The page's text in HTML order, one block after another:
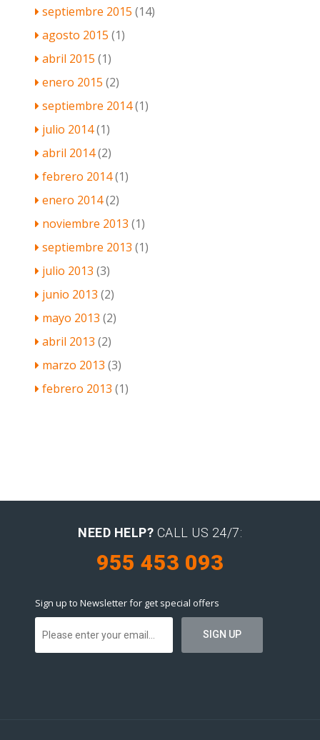
septiembre 2015 (14)
agosto 2015 (1)
abril 2015 (1)
enero 2015 (2)
septiembre 2014(1)
julio 2014(1)
abril 2014(2)
febrero 2014(1)
enero 2014(2)
noviembre 2013 (1)
septiembre 2013 (1)
julio 2013 (3)
junio 2013 (2)
mayo 2013 (2)
abril 2013 (2)
marzo 2013 (3)
febrero 2013 (1)
NEED HELP? CALL US 24/7:
955 453 093
Sign up to Newsletter for get special offers